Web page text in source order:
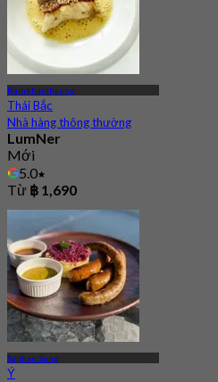
Ramkhamhaeng
Thái Bắc
Nhà hàng thông thường
LumNer
Mới
5.0
Từ ฿ 1,690
Saphan Sung
Ý